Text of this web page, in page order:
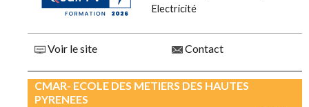
Electricité
Voir le site Contact
CMAR- ECOLE DES METIERS DES HAUTES
PYRENEES